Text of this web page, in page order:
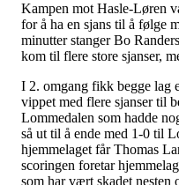
Kampen mot Hasle-Løren
for å ha en sjans til å følge
minutter stanger Bo
kom til flere store sjanser,
I 2. omgang fikk begge lag
vippet med flere sjanser til
Lommedalen som hadde
så ut til å ende med 1-0 til
hjemmelaget får Thomas
scoringen foretar
som har vært skadet nesten